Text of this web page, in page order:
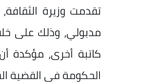
تقدمت وزيرة
مدبولي، وذلك على
كاتبة أخرى، مؤكدة
الحكومة في القضية